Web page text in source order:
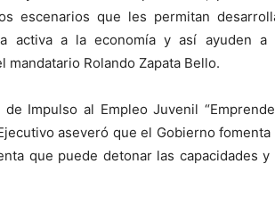
escenarios que les permitan
activa a la economía y así ayuden a
Rolando Zapata Bello.
Impulso al Empleo Juvenil
aseveró que el Gobierno fomenta
que puede detonar las capacidades y